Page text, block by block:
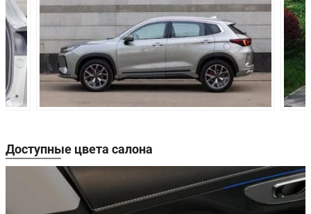
Объём багажника: -
Трансмиссия: Вариатор CVT9
коробка
7DCT
Привод: Передний Передний
Задняя подвеска:
Независимая,
Передние
Дисковые
вентилируемые
Дисковые
Доступные цвета салона